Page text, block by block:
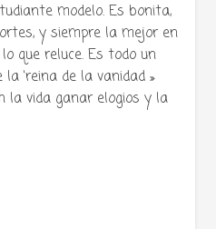
modelo. Es bonita,
y siempre la mejor en
que reluce. Es todo un
‘reina de la vanidad »
la vida ganar elogios y la